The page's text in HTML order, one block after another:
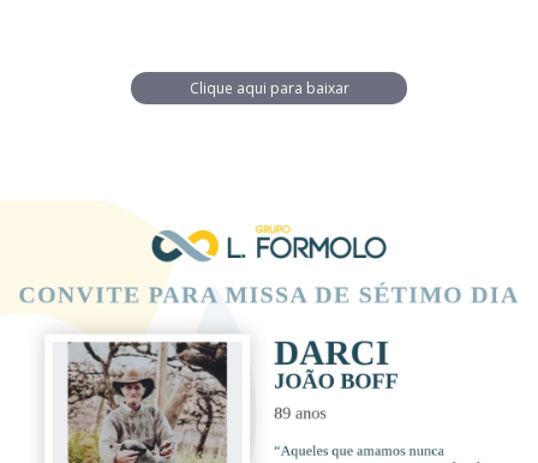
Clique aqui para baixar